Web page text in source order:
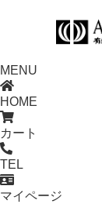
MENU
HOME
カート
TEL
マイページ